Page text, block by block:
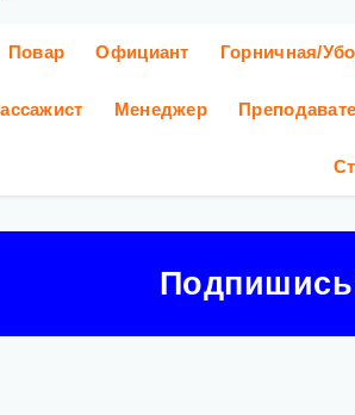
Повар Официант Горничная/
Менеджер